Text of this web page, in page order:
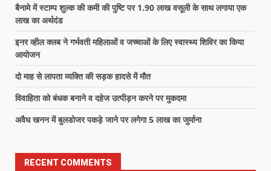
बैनामे में स्टाम्प शुल्क की कमी की पुष्टि पर 1.90 लाख वसूली के साथ लगाया एक
लाख का अर्थदंड
इनर व्हील क्लब ने गर्भवती महिलाओं व जच्चाओं के लिए स्वास्थ्य शिविर का किया
आयोजन
दो माह से लापता व्यक्ति की सड़क हादसे में मौत
विवाहिता को बंधक बनाने व दहेज उत्पीड़न करने पर मुकदमा
अवैध खनन में बुलडोजर पकड़े जाने पर लगेगा 5 लाख का जुर्माना
RECENT COMMENTS